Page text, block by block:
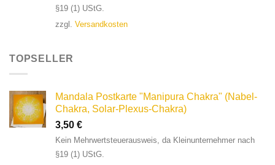
§19 (1) UStG.
zzgl. Versandkosten
TOPSELLER
Mandala Postkarte "Manipura Chakra" (Nabel-
Chakra, Solar-Plexus-Chakra)
3,50 €
Kein Mehrwertsteuerausweis, da Kleinunternehmer nach
§19 (1) UStG.